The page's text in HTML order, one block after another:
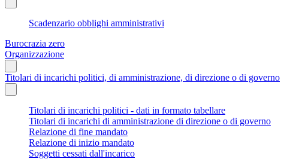
Scadenzario obblighi amministrativi
Burocrazia zero
Organizzazione
Titolari di incarichi politici, di amministrazione, di direzione o di governo
Titolari di incarichi politici - dati in formato tabellare
Titolari di incarichi di amministrazione di direzione o di governo
Relazione di fine mandato
Relazione di inizio mandato
Soggetti cessati dall'incarico